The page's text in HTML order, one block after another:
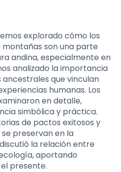
explorado cómo los
son una parte
andina, especialmente en
analizado la importancia
ancestrales que vinculan
humanas. Los
en detalle,
simbólica y práctica.
de pactos exitosos y
preservan en la
la relación entre
aportando
presente.